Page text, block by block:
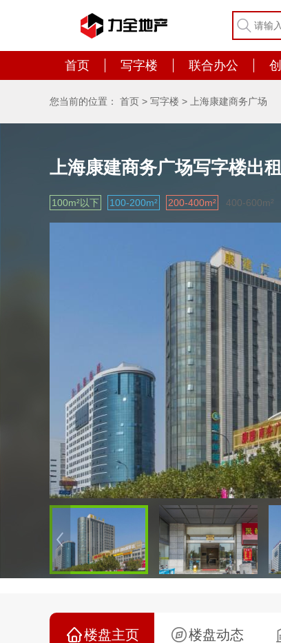
首页 写字楼 联合办公
您当前的位置： 首页 > 写字楼 > 上海康建商务广场
上海康建商务广场写字楼出
100m²以下 100-200m² 200-400m² 400-600m²
楼盘主页 楼盘动态